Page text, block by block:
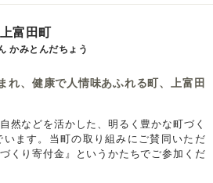
富田町
かみとんだちょう
れ、健康で人情味あふれる町、上富田
然などを活かした、明るく豊かな町づく
います。当町の取り組みにご賛同いただ
くり寄付金』というかたちでご参加くだ